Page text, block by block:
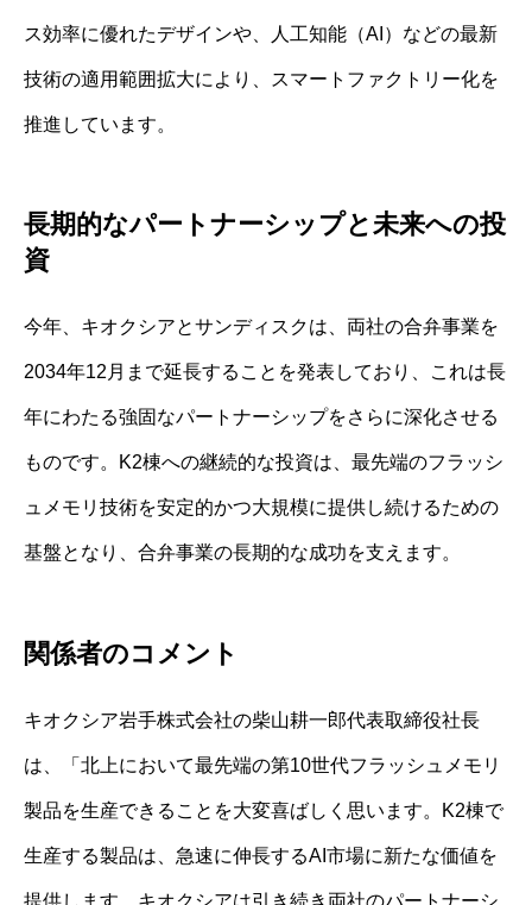
ス効率に優れたデザインや、人工知能（AI）などの最新
技術の適用範囲拡大により、スマートファクトリー化を
推進しています。
長期的なパートナーシップと未来への投
資
今年、キオクシアとサンディスクは、両社の合弁事業を
2034年12月まで延長することを発表しており、これは長
年にわたる強固なパートナーシップをさらに深化させる
ものです。K2棟への継続的な投資は、最先端のフラッシ
ュメモリ技術を安定的かつ大規模に提供し続けるための
基盤となり、合弁事業の長期的な成功を支えます。
関係者のコメント
キオクシア岩手株式会社の柴山耕一郎代表取締役社長
は、「北上において最先端の第10世代フラッシュメモリ
製品を生産できることを大変喜ばしく思います。K2棟で
生産する製品は、急速に伸長するAI市場に新たな価値を
提供します。キオクシアは引き続き両社のパートナーシ